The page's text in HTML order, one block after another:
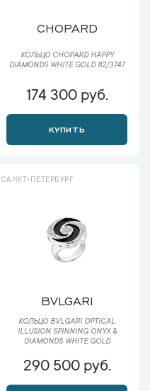
CHOPARD
КОЛЬЦО CHOPARD HAPPY
DIAMONDS WHITE GOLD 82/3747
174 300 руб.
КУПИТЬ
САНКТ-ПЕТЕРБУРГ
BVLGARI
КОЛЬЦО BVLGARI OPTICAL
ILLUSION SPINNING ONYX &
DIAMONDS WHITE GOLD
290 500 руб.